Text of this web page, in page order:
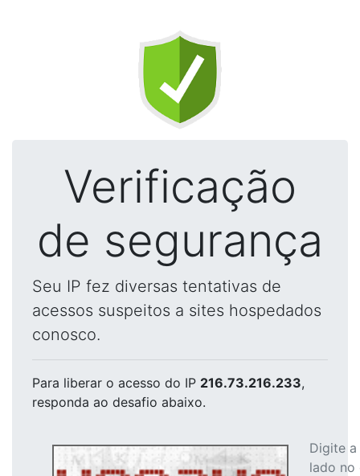
Verificação
de segurança
Seu IP fez diversas tentativas de
acessos suspeitos a sites hospedados
conosco.
Para liberar o acesso do IP 216.73.216.233,
responda ao desafio abaixo.
Digite
lado no